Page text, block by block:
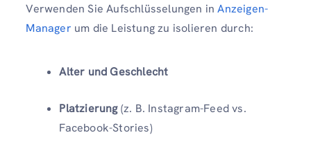
Verwenden Sie Aufschlüsselungen inAnzeigen-
Manager um die Leistung zu isolieren durch:
Alter und Geschlecht
Platzierung(z. B. Instagram-Feed vs.
Facebook-Stories)